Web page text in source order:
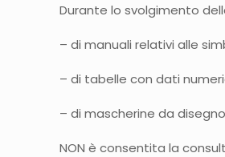
Durante lo svolgimento
– di manuali relativi alle
– di tabelle con dati
– di mascherine da
NON è consentita la